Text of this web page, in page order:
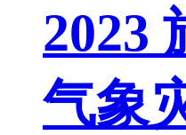
2023
气象